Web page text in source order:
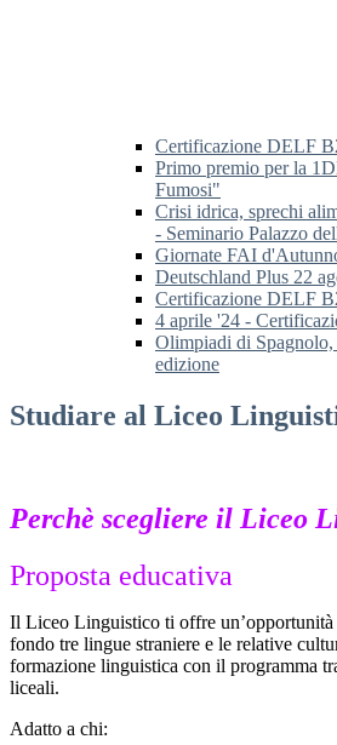
Certificazione DELF
Primo premio per la
Fumosi"
Crisi idrica, sprechi
- Seminario Palazzo
Giornate FAI
Deutschland Plus 22
Certificazione DELF
4 aprile '24 -
Olimpiadi di
edizione
Studiare al Liceo
Perchè scegliere il Liceo
Proposta educativa
Il Liceo Linguistico ti offre un’opportunità
fondo tre lingue straniere e le relative
formazione linguistica con il programma
liceali.
Adatto a chi: